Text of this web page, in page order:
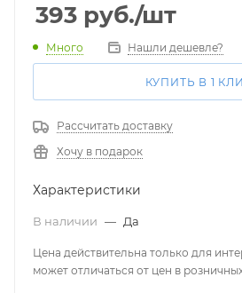
393 руб./шт
Много Нашли дешевле?
КУПИТЬ В 1
Рассчитать доставку
Хочу в подарок
Характеристики
В наличии — Да
Цена действительна только для
может отличаться от цен в